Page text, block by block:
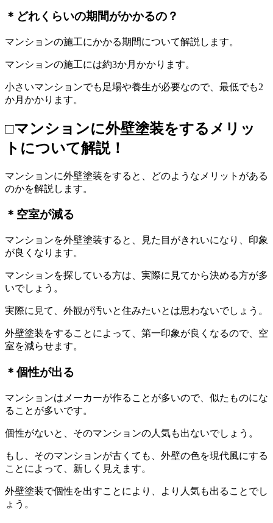
＊どれくらいの期間がかかるの？
マンションの施工にかかる期間について解説します。
マンションの施工には約3か月かかります。
小さいマンションでも足場や養生が必要なので、最低でも2
か月かかります。
□マンションに外壁塗装をするメリッ
トについて解説！
マンションに外壁塗装をすると、どのようなメリットがある
のかを解説します。
＊空室が減る
マンションを外壁塗装すると、見た目がきれいになり、印象
が良くなります。
マンションを探している方は、実際に見てから決める方が多
いでしょう。
実際に見て、外観が汚いと住みたいとは思わないでしょう。
外壁塗装をすることによって、第一印象が良くなるので、空
室を減らせます。
＊個性が出る
マンションはメーカーが作ることが多いので、似たものにな
ることが多いです。
個性がないと、そのマンションの人気も出ないでしょう。
もし、そのマンションが古くても、外壁の色を現代風にする
ことによって、新しく見えます。
外壁塗装で個性を出すことにより、より人気も出ることでし
ょう。